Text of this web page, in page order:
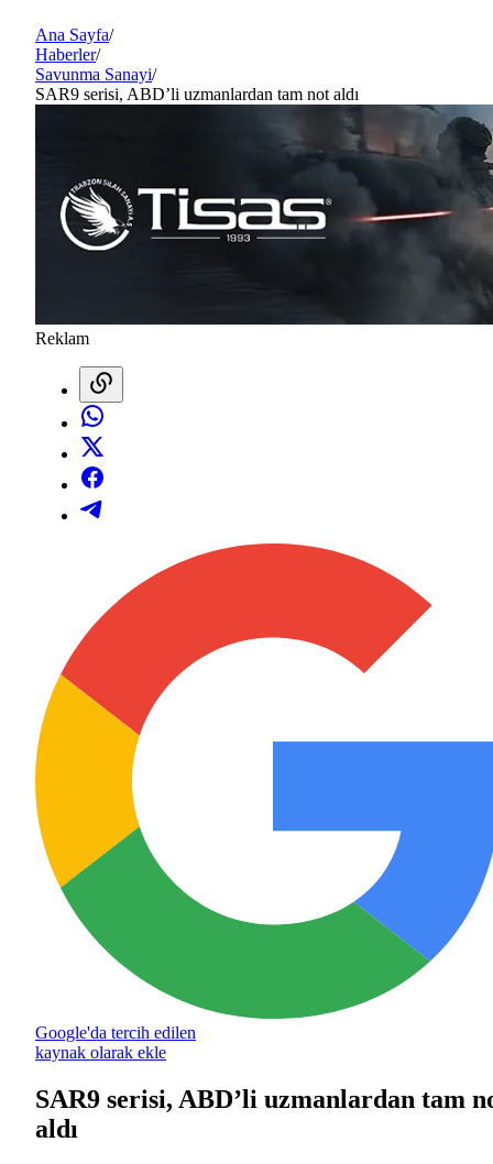
Ana Sayfa/
Haberler/
Savunma Sanayi/
SAR9 serisi, ABD’li uzmanlardan tam not aldı
Reklam
Google'da tercih edilen
kaynak olarak ekle
SAR9 serisi, ABD’li uzmanlardan tam
aldı